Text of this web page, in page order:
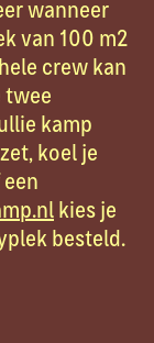
wanneer
van 100 m2
crew kan
twee
kamp
koel je
kies je
besteld.